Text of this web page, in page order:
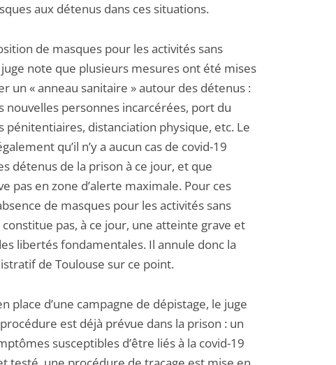
aux détenus dans ces situations.
de masques pour les activités sans
note que plusieurs mesures ont été mises
un « anneau sanitaire » autour des détenus :
nouvelles personnes incarcérées, port du
pénitentiaires, distanciation physique, etc. Le
qu’il n’y a aucun cas de covid-19
détenus de la prison à ce jour, et que
pas en zone d’alerte maximale. Pour ces
de masques pour les activités sans
pas, à ce jour, une atteinte grave et
libertés fondamentales. Il annule donc la
de Toulouse sur ce point.
place d’une campagne de dépistage, le juge
est déjà prévue dans la prison : un
susceptibles d’être liés à la covid-19